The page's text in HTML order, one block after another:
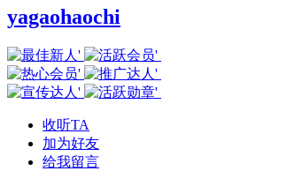
yagaohaochi
收听TA
加为好友
给我留言